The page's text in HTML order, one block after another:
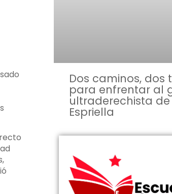
Dos caminos, dos
para enfrentar al
ultraderechista de
Espriella